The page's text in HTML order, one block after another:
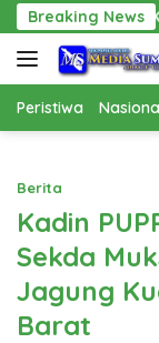
Langsung
ke
konten
Breaking News
Kadis
Peristiwa
Berita
Kadin
Sekda
Jagung
Barat